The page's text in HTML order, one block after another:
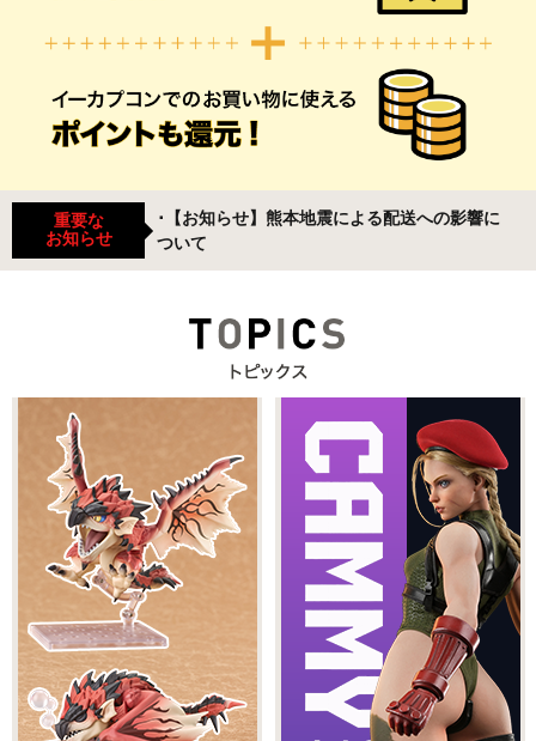
重要な
お知らせ
･【お知らせ】熊本地震による配送への影響に
ついて